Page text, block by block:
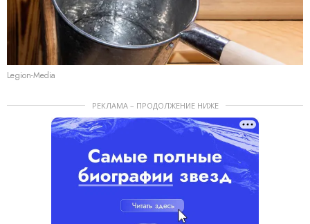
Legion-Media
РЕКЛАМА – ПРОДОЛЖЕНИЕ НИЖЕ